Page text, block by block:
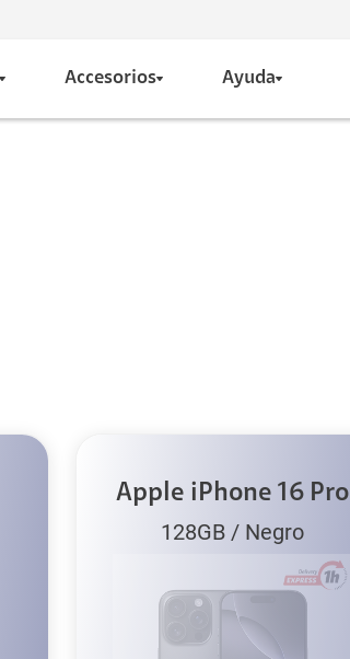
Accesorios Ayuda
Apple iPhone 16 Pro
128GB / Negro